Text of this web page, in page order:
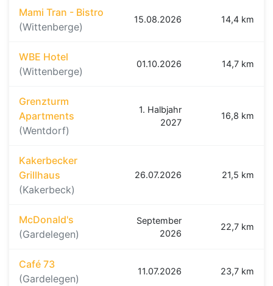
Mami Tran - Bistro
(Wittenberge)
15.08.2026 14,4 km
WBE Hotel
(Wittenberge)
01.10.2026 14,7 km
Grenzturm
Apartments
(Wentdorf)
1. Halbjahr
2027
16,8 km
Kakerbecker
Grillhaus
(Kakerbeck)
26.07.2026 21,5 km
McDonald's
(Gardelegen)
September
2026
22,7 km
Café 73
(Gardelegen)
11.07.2026 23,7 km